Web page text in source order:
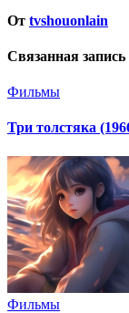
От tvshouonlain
Связанная запись
Фильмы
Три толстяка
Фильмы